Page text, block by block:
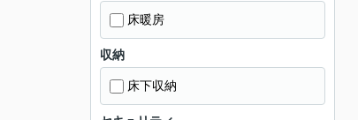
床暖房
収納
床下収納